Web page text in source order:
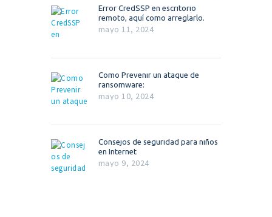
Error CredSSP en escritorio
remoto, aquí como arreglarlo.
mayo 11, 2024
Como Prevenir un ataque de
ransomware:
mayo 10, 2024
Consejos de seguridad para niños
en Internet
mayo 9, 2024